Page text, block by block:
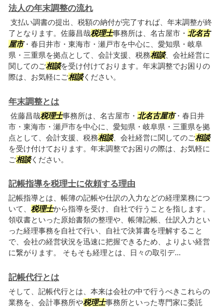
法人の年末調整の流れ
支払い調書の提出、税額の納付が完了すれば、年末調整が終
了となります。佐藤昌哉税理士事務所は、名古屋市・ 北名古
屋市・春日井市・東海市・瀬戸市を中心に、愛知県・岐阜
県・三重県を拠点として、会計支援、税務相談、会社経営に
関してのご相談を受け付けております。年末調整でお困りの
際は、お気軽にご相談ください。
年末調整とは
佐藤昌哉税理士事務所は、名古屋市・ 北名古屋市・春日井
市・東海市・瀬戸市を中心に、愛知県・岐阜県・三重県を拠
点として、会計支援、税務相談、会社経営に関してのご相談
を受け付けております。年末調整でお困りの際は、お気軽に
ご相談ください。
記帳指導を税理士に依頼する理由
記帳指導とは、帳簿の記帳や仕訳の入力などの経理業務につ
いて、 税理士から指導を受け、自社で行うことを指します。
領収書といった原始書類の整理や、帳簿記帳、仕訳入力とい
った経理事務を自社で行い、自社で決算書を理解すること
で、会社の経営状況を迅速に把握できるため、よりよい経営
に繋がります。 そもそも経理とは、日々の取引デ...
記帳代行とは
そして、記帳代行とは、本来は会社の中で行うべきこれらの
業務を、会計事務所や税理士事務所といった専門家に委託